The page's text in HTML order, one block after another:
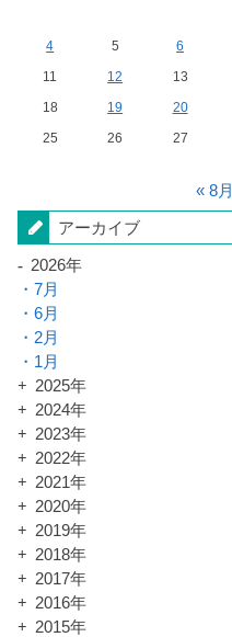
4
5 6
11
12 13
18
19 20
25
26 27
« 8月
アーカイブ
2026年
7月
6月
2月
1月
2025年
2024年
2023年
2022年
2021年
2020年
2019年
2018年
2017年
2016年
2015年